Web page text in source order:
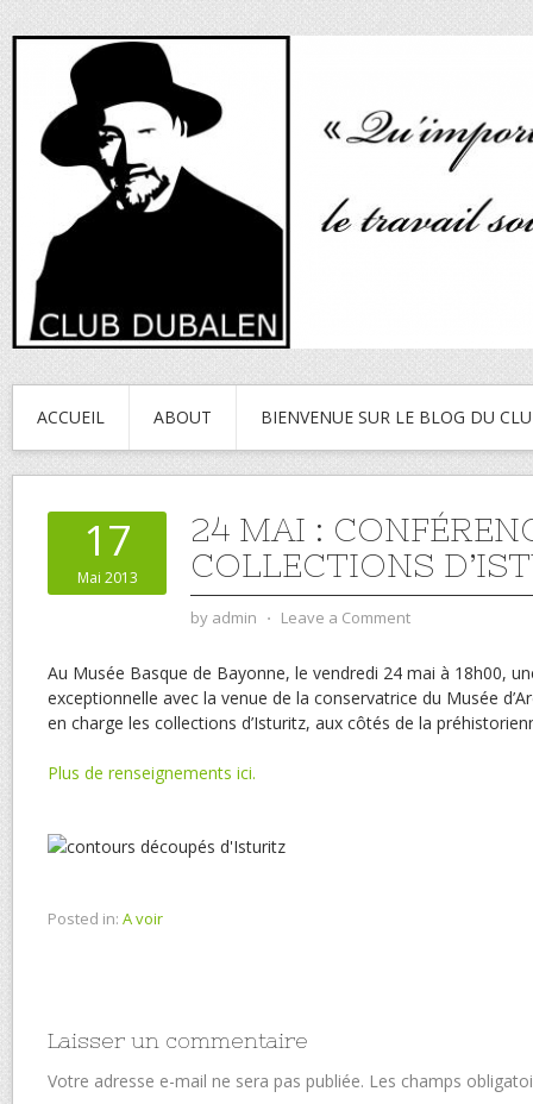
ACCUEIL ABOUT BIENVENUE SUR LE BLOG DU
17
Mai 2013
24 MAI :
COLLECTIONS
by admin ⋅ Leave a Comment
Au Musée Basque de Bayonne, le vendredi 24 mai à 18h00,
exceptionnelle avec la venue de la conservatrice du Musée
en charge les collections d’Isturitz, aux côtés de la
Plus de renseignements ici.
Posted in: A voir
Laisser un commentaire
Votre adresse e-mail ne sera pas publiée. Les champs